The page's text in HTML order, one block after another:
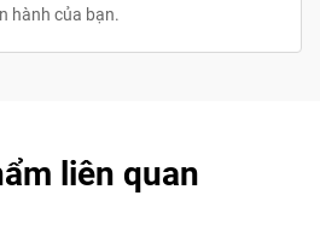
hành của bạn.
liên quan